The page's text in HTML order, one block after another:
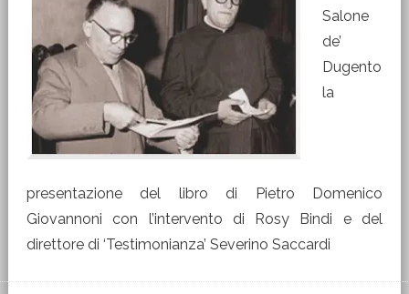
Salone
de’
Dugento
la
presentazione del libro di Pietro Domenico
Giovannoni con l’intervento di Rosy Bindi e del
direttore di ‘Testimonianza’ Severino Saccardi